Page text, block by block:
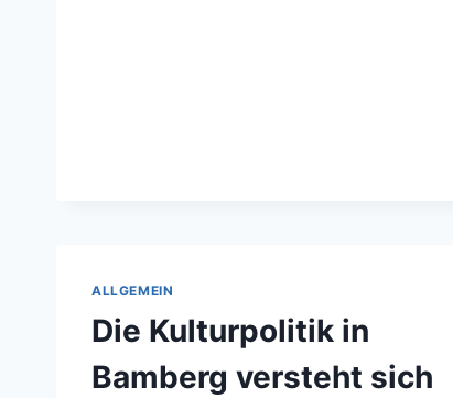
ALLGEMEIN
Die Kulturpolitik in
Bamberg versteht sich